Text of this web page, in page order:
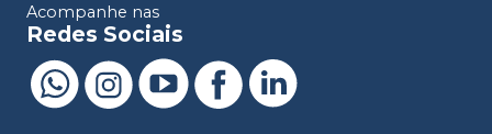
Acompanhe nas
Redes Sociais